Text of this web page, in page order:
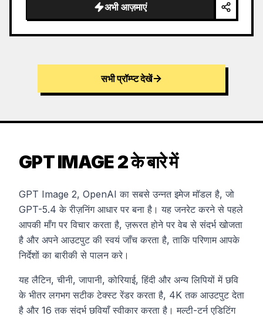
अभी आज़माएं
सभी प्रॉम्प्ट देखें
GPT IMAGE 2 के बारे में
GPT Image 2, OpenAI का सबसे उन्नत इमेज मॉडल है, जो
GPT-5.4 के रीज़निंग आधार पर बना है। यह जनरेट करने से पहले
आपकी माँग पर विचार करता है, ज़रूरत होने पर वेब से संदर्भ खोजता
है और अपने आउटपुट की स्वयं जाँच करता है, ताकि परिणाम आपके
निर्देशों का बारीकी से पालन करे।
यह लैटिन, चीनी, जापानी, कोरियाई, हिंदी और अन्य लिपियों में छवि
के भीतर लगभग सटीक टेक्स्ट रेंडर करता है, 4K तक आउटपुट देता
है और 16 तक संदर्भ छवियाँ स्वीकार करता है। मल्टी-टर्न एडिटिंग